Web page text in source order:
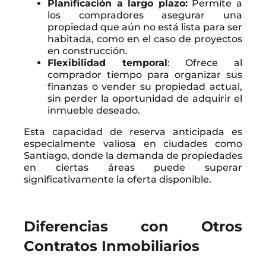
Planificación a largo plazo:Permite a
los compradores asegurar una
propiedad que aún no está lista para ser
habitada, como en el caso de proyectos
en construcción.
Flexibilidad temporal: Ofrece al
comprador tiempo para organizar sus
finanzas o vender su propiedad actual,
sin perder la oportunidad de adquirir el
inmueble deseado.
Esta capacidad de reserva anticipada es
especialmente valiosa en ciudades como
Santiago, donde la demanda de propiedades
en ciertas áreas puede superar
significativamente la oferta disponible.
Diferencias con Otros
Contratos Inmobiliarios